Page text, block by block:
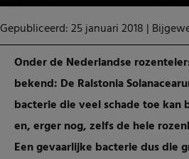
Gepubliceerd: 25 januari 2018 |
Onder de Nederlandse
bekend: De Ralstonia
bacterie die veel schade toe kan
en, erger nog, zelfs de hele
Een gevaarlijke bacterie dus die